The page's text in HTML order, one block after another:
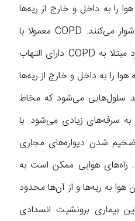
را به داخل و خارج از ریه‌ها
محدود می‌کنند و تنفس را دشوار می‌کنند. COPD معمولا با
گذشت زمان بدتر می‌شود. فرد مبتلا به COPD دارای التهاب
را به داخل و خارج از ریه‌ها
سلول‌هایی می‌شود که مخاط
سرفه‌های زیادی می‌شود. با
شدن دیواره‌های مجاری
راه‌های هوایی ممکن است به
به ریه‌ها و از آن‌ها محدود
بیماری برونشیت انسدادی